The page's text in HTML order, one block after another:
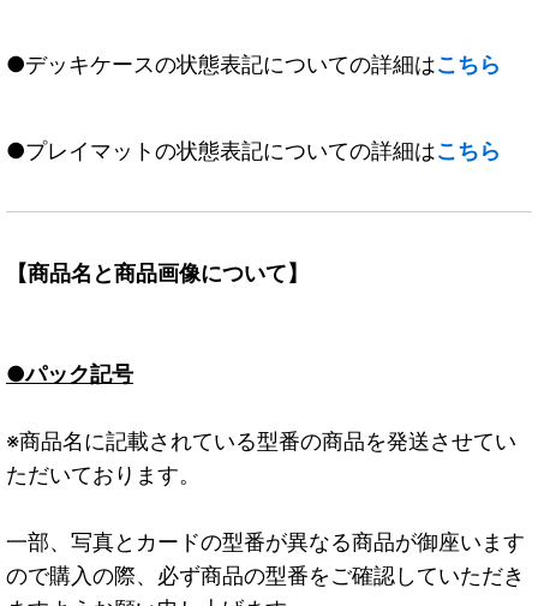
●デッキケースの状態表記についての詳細はこちら
●プレイマットの状態表記についての詳細はこちら
【商品名と商品画像について】
●パック記号
※商品名に記載されている型番の商品を発送させてい
ただいております。
一部、写真とカードの型番が異なる商品が御座います
ので購入の際、必ず商品の型番をご確認していただき